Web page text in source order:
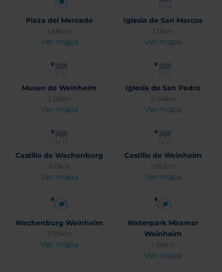
Plaza del Mercado
1.98km
Ver mapa
Iglesia de San Marcos
1.11km
Ver mapa
Museo de Weinheim
2.01km
Ver mapa
Iglesia de San Pedro
2.44km
Ver mapa
Castillo de Wachenburg
3.0km
Ver mapa
Castillo de Weinheim
1.86km
Ver mapa
Wachenburg Weinheim
2.99km
Ver mapa
Waterpark Miramar
Weinheim
1.18km
Ver mapa